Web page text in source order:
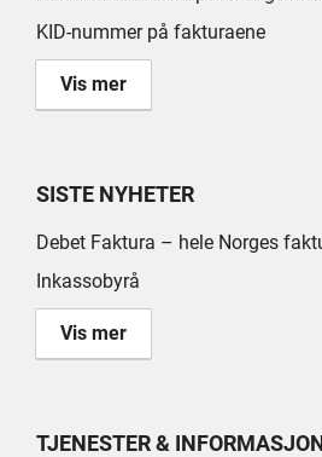
KID-nummer på fakturaene
Vis mer
SISTE NYHETER
Debet Faktura – hele Norges
Inkassobyrå
Vis mer
TJENESTER &